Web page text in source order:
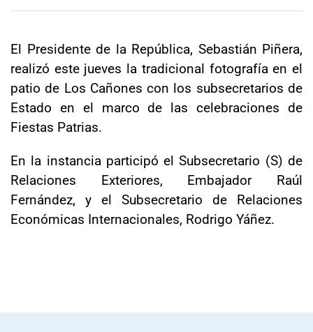
El Presidente de la República, Sebastián Piñera,
realizó este jueves la tradicional fotografía en el
patio de Los Cañones con los subsecretarios de
Estado en el marco de las celebraciones de
Fiestas Patrias.
En la instancia participó el Subsecretario (S) de
Relaciones Exteriores, Embajador Raúl
Fernández, y el Subsecretario de Relaciones
Económicas Internacionales, Rodrigo Yáñez.